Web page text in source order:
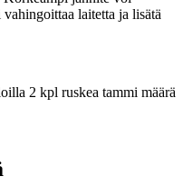
laitetta ja lisätä
2 kpl ruskea tammi määrä